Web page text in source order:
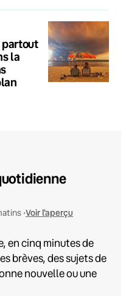
partout
la
•Voir l'aperçu
en cinq minutes de
brèves, des sujets de
nouvelle ou une